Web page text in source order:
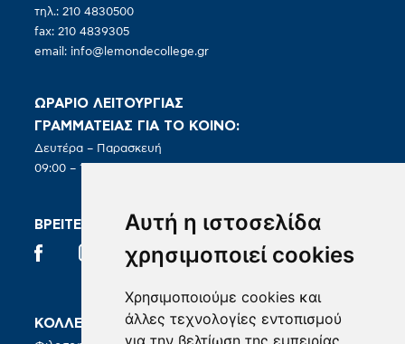
Αυτή η ιστοσελίδα
χρησιμοποιεί cookies
Χρησιμοποιούμε cookies και
άλλες τεχνολογίες εντοπισμού
για την βελτίωση της εμπειρίας
ΚΟΛΛΕΓΙΟ ΣΠΟΥΔΕΣ
τηλ.: 210 4830500
fax: 210 4839305
email: info@lemondecollege.gr
ΩΡΑΡΙΟ ΛΕΙΤΟΥΡΓΙΑΣ
ΓΡΑΜΜΑΤΕΙΑΣ ΓΙΑ ΤΟ ΚΟΙΝΟ:
Δευτέρα – Παρασκευή
09:00 – 19:00
ΒΡΕΙΤΕ ΜΑΣ ΣΤΑ SOCIAL